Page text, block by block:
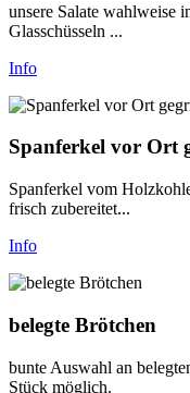
unsere Salate wahlweise
Glasschüsseln ...
Info
Spanferkel vor Ort
Spanferkel vom
frisch zubereitet...
Info
belegte Brötchen
bunte Auswahl an
Stück möglich.